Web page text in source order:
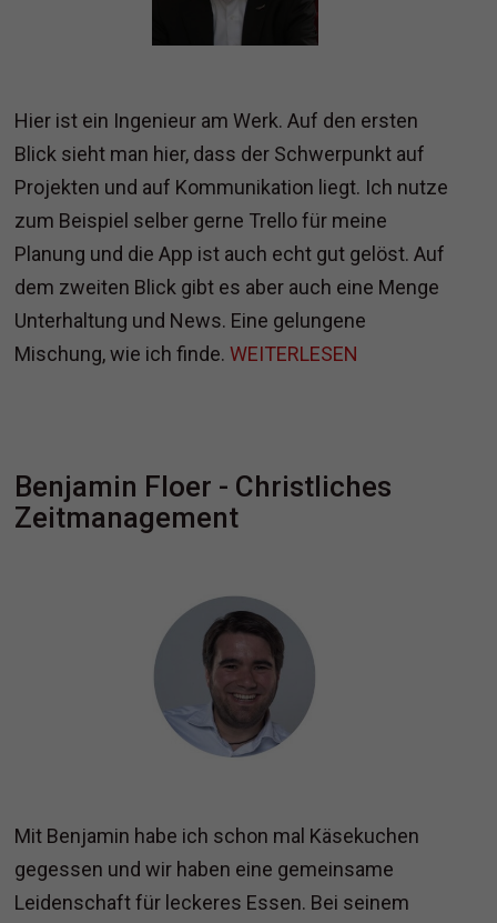
Hier ist ein Ingenieur am Werk. Auf den ersten
Blick sieht man hier, dass der Schwerpunkt auf
Projekten und auf Kommunikation liegt. Ich nutze
zum Beispiel selber gerne Trello für meine
Planung und die App ist auch echt gut gelöst. Auf
dem zweiten Blick gibt es aber auch eine Menge
Unterhaltung und News. Eine gelungene
Mischung, wie ich finde.WEITERLESEN
Benjamin Floer - Christliches
Zeitmanagement
Mit Benjamin habe ich schon mal Käsekuchen
gegessen und wir haben eine gemeinsame
Leidenschaft für leckeres Essen. Bei seinem